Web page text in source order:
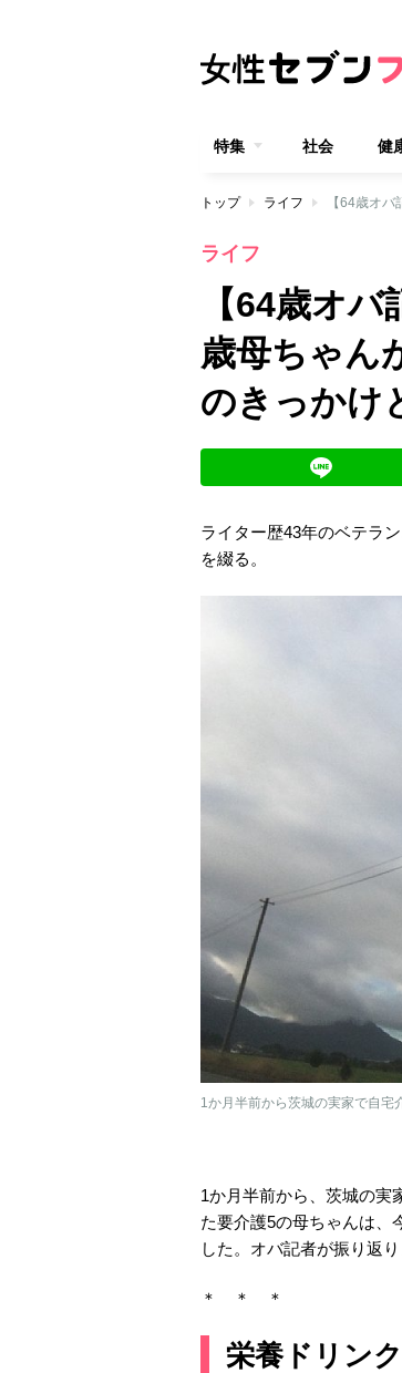
特集 社会 健
トップ ライフ
ライフ
【64歳オ
歳母ちゃん
のきっかけ
ライター歴43年のベテラ
を綴る。
1か月半前から茨城の実家で自宅
1か月半前から、茨城の実
た要介護5の母ちゃんは、
した。オバ記者が振り返り
＊ ＊ ＊
栄養ドリン